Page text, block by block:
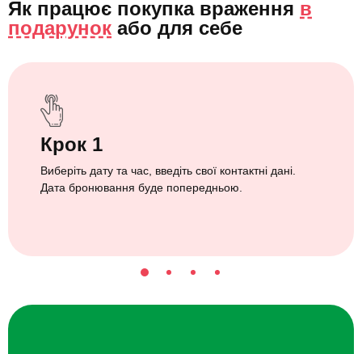
Як працює покупка враження в
подарунок або для себе
Крок 1
Виберіть дату та час, введіть свої контактні дані.
Дата бронювання буде попередньою.